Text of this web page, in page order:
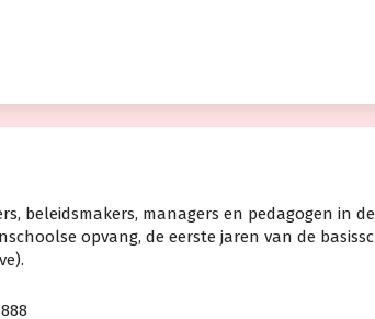
beleidsmakers, managers en pedagogen in
opvang, de eerste jaren van de